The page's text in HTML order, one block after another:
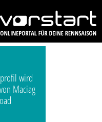
wird
Maciag